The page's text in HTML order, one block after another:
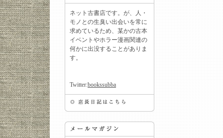
ネット古書店です。が、人・
モノとの生臭い出会いを常に
求めているため、某かの古本
イベントやホラー漫画関連の
何かに出没することがありま
す。
Twitter:bookssubba